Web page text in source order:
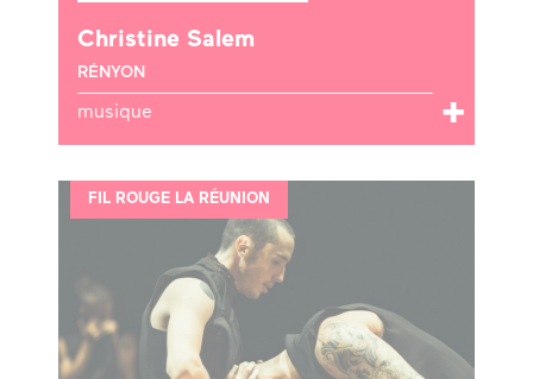
Christine Salem
RÉNYON
musique
FIL ROUGE LA RÉUNION